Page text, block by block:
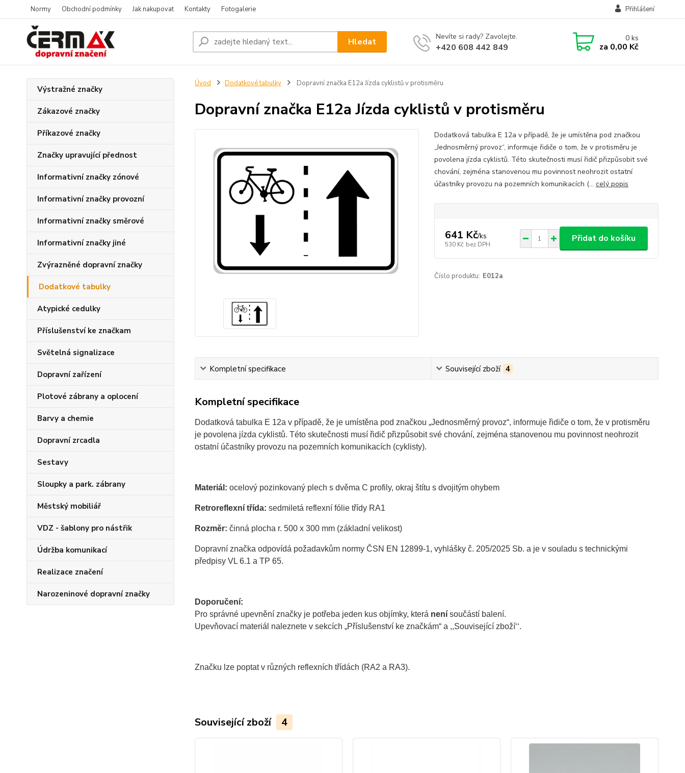
Normy Obchodní podmínky Jak nakupovat Kontakty Fotogalerie Přihlášení
Hledat Nevíte si rady? Zavolejte.
+420 608 442 849
0ks
za 0,00 Kč
Výstražné značky
Zákazové značky
Příkazové značky
Značky upravující přednost
Informativní značky zónové
Informativní značky provozní
Informativní značky směrové
Informativní značky jiné
Zvýrazněné dopravní značky
Dodatkové tabulky
Atypické cedulky
Příslušenství ke značkam
Světelná signalizace
Dopravní zařízení
Plotové zábrany a oplocení
Barvy a chemie
Dopravní zrcadla
Sestavy
Sloupky a park. zábrany
Městský mobiliář
VDZ - šablony pro nástřik
Údržba komunikací
Realizace značení
Narozeninové dopravní značky
Úvod Dodatkové tabulky Dopravní značka E12a Jízda cyklistů v protisměru
Dopravní značka E12a Jízda cyklistů v protisměru
Dodatková tabulka E 12a v případě, že je umístěna pod značkou
„Jednosměrný provoz“, informuje řidiče o tom, že v protisměru je
povolena jízda cyklistů. Této skutečnosti musí řidič přizpůsobit své
chování, zejména stanovenou mu povinnost neohrozit ostatní
účastníky provozu na pozemních komunikacích (... celý popis
641 Kč/ks
530 Kč bez DPH
Přidat do košíku
Číslo produktu: E012a
Kompletní specifikace Související zboží 4
Kompletní specifikace
Dodatková tabulka E 12a v případě, že je umístěna pod značkou „Jednosměrný provoz“, informuje řidiče o tom, že v protisměru
je povolena jízda cyklistů. Této skutečnosti musí řidič přizpůsobit své chování, zejména stanovenou mu povinnost neohrozit
ostatní účastníky provozu na pozemních komunikacích (cyklisty).
Materiál: ocelový pozinkovaný plech s dvěma C profily, okraj štítu s dvojitým ohybem
Retroreflexní třída: sedmiletá reflexní fólie třídy RA1
Rozměr: činná plocha r. 500 x 300 mm (základní velikost)
Dopravní značka odpovídá požadavkům normy ČSN EN 12899-1, vyhlášky č. 205/2025 Sb. a je v souladu s technickými
předpisy VL 6.1 a TP 65.
Doporučení:
Pro správné upevnění značky je potřeba jeden kus objímky, která nenísoučástí balení.
Upevňovací materiál naleznete v sekcích „Příslušenství ke značkám“ a ,,Související zboží‘‘.
Značku lze poptat v různých reflexních třídách (RA2 a RA3).
Související zboží 4